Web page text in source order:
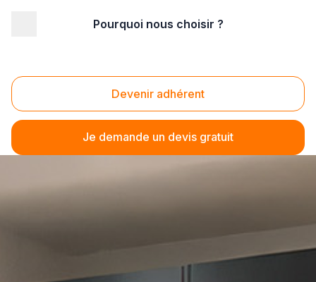
Pourquoi nous choisir ?
Devenir adhérent
Je demande un devis gratuit